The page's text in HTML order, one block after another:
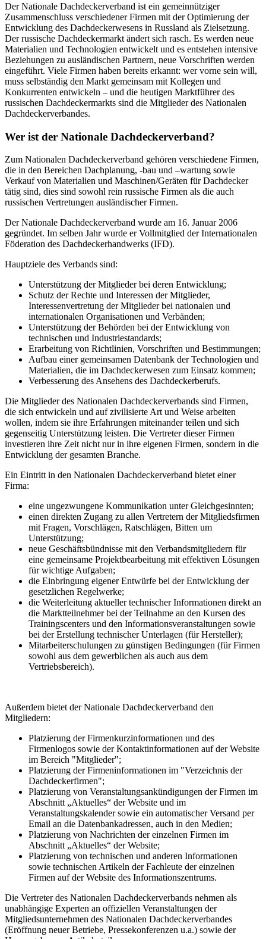
Der Nationale Dachdeckerverband ist ein gemeinnütziger
Zusammenschluss verschiedener Firmen mit der Optimierung der
Entwicklung des Dachdeckerwesens in Russland als Zielsetzung.
Der russische Dachdeckermarkt ändert sich rasch. Es werden neue
Materialien und Technologien entwickelt und es entstehen intensive
Beziehungen zu ausländischen Partnern, neue Vorschriften werden
eingeführt. Viele Firmen haben bereits erkannt: wer vorne sein will,
muss selbständig den Markt gemeinsam mit Kollegen und
Konkurrenten entwickeln – und die heutigen Marktführer des
russischen Dachdeckermarkts sind die Mitglieder des Nationalen
Dachdeckerverbandes.
Wer ist der Nationale Dachdeckerverband?
Zum Nationalen Dachdeckerverband gehören verschiedene Firmen,
die in den Bereichen Dachplanung, -bau und –wartung sowie
Verkauf von Materialien und Maschinen/Geräten für Dachdecker
tätig sind, dies sind sowohl rein russische Firmen als die auch
russischen Vertretungen ausländischer Firmen.
Der Nationale Dachdeckerverband wurde am 16. Januar 2006
gegründet. Im selben Jahr wurde er Vollmitglied der Internationalen
Föderation des Dachdeckerhandwerks (IFD).
Hauptziele des Verbands sind:
Unterstützung der Mitglieder bei deren Entwicklung;
Schutz der Rechte und Interessen der Mitglieder,
Interessenvertretung der Mitglieder bei nationalen und
internationalen Organisationen und Verbänden;
Unterstützung der Behörden bei der Entwicklung von
technischen und Industriestandards;
Erarbeitung von Richtlinien, Vorschriften und Bestimmungen;
Aufbau einer gemeinsamen Datenbank der Technologien und
Materialien, die im Dachdeckerwesen zum Einsatz kommen;
Verbesserung des Ansehens des Dachdeckerberufs.
Die Mitglieder des Nationalen Dachdeckerverbands sind Firmen,
die sich entwickeln und auf zivilisierte Art und Weise arbeiten
wollen, indem sie ihre Erfahrungen miteinander teilen und sich
gegenseitig Unterstützung leisten. Die Vertreter dieser Firmen
investieren ihre Zeit nicht nur in ihre eigenen Firmen, sondern in die
Entwicklung der gesamten Branche.
Ein Eintritt in den Nationalen Dachdeckerverband bietet einer
Firma:
eine ungezwungene Kommunikation unter Gleichgesinnten;
einen direkten Zugang zu allen Vertretern der Mitgliedsfirmen
mit Fragen, Vorschlägen, Ratschlägen, Bitten um
Unterstützung;
neue Geschäftsbündnisse mit den Verbandsmitgliedern für
eine gemeinsame Projektbearbeitung mit effektiven Lösungen
für wichtige Aufgaben;
die Einbringung eigener Entwürfe bei der Entwicklung der
gesetzlichen Regelwerke;
die Weiterleitung aktueller technischer Informationen direkt an
die Marktteilnehmer bei der Teilnahme an den Kursen des
Trainingscenters und den Informationsveranstaltungen sowie
bei der Erstellung technischer Unterlagen (für Hersteller);
Mitarbeiterschulungen zu günstigen Bedingungen (für Firmen
sowohl aus dem gewerblichen als auch aus dem
Vertriebsbereich).
Außerdem bietet der Nationale Dachdeckerverband den
Mitgliedern:
Platzierung der Firmenkurzinformationen und des
Firmenlogos sowie der Kontaktinformationen auf der Website
im Bereich "Mitglieder";
Platzierung der Firmeninformationen im "Verzeichnis der
Dachdeckerfirmen";
Platzierung von Veranstaltungsankündigungen der Firmen im
Abschnitt „Aktuelles“ der Website und im
Veranstaltungskalender sowie ein automatischer Versand per
Email an die Datenbankadressen, auch in den Medien;
Platzierung von Nachrichten der einzelnen Firmen im
Abschnitt „Aktuelles“ der Website;
Platzierung von technischen und anderen Informationen
sowie technischen Artikeln der Fachleute der einzelnen
Firmen auf der Website des Informationszentrums.
Die Vertreter des Nationalen Dachdeckerverbands nehmen als
unabhängige Experten an offiziellen Veranstaltungen der
Mitgliedsunternehmen des Nationalen Dachdeckerverbandes
(Eröffnung neuer Betriebe, Pressekonferenzen u.a.) sowie der